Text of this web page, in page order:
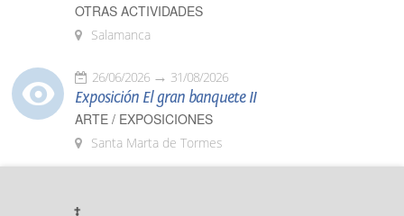
OTRAS ACTIVIDADES
Salamanca
26/06/2026 31/08/2026
Exposición El gran banquete II
ARTE / EXPOSICIONES
Santa Marta de Tormes